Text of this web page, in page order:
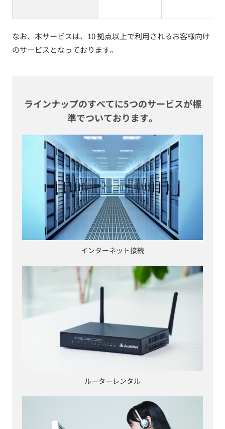
なお、本サービスは、10 拠点以上で利用されるお客様向け
のサービスとなっております。
ラインナップのすべてに5つのサービスが標
準でついております。
インターネット接続
ルーターレンタル